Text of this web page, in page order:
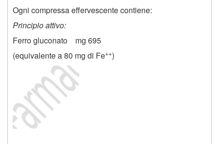
Ogni compressa effervescente contiene:
Principio attivo:
Ferro gluconato mg 695
(equivalente a 80 mg di Fe++)